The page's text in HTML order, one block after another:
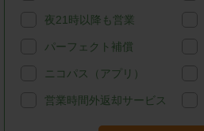
夜21時以降も営業
パーフェクト補償
ニコパス（アプリ）
営業時間外返却サービス